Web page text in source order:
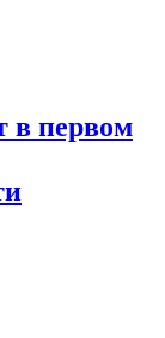
в первом